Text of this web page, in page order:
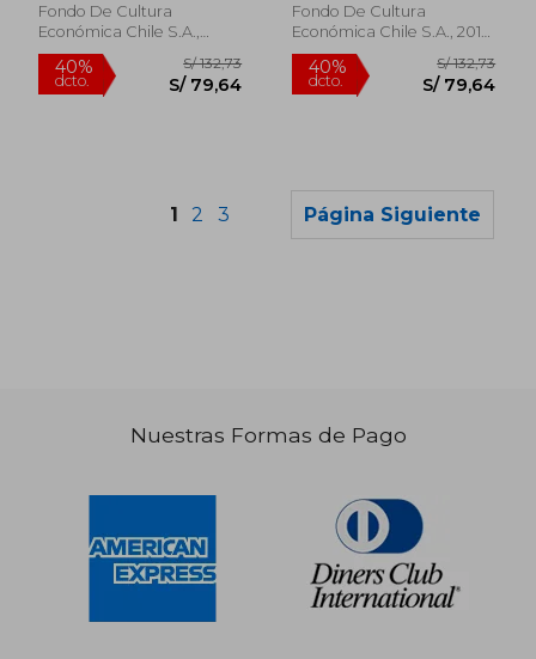
Fondo De Cultura
Económica Chile S.A.,
2026, Tapa Blanda, Nuevo
Fondo De Cultura
Económica Chile S.A., 2014,
Tapa Blanda, Nuevo
1 2 3 Página Siguiente
Nuestras Formas de Pago